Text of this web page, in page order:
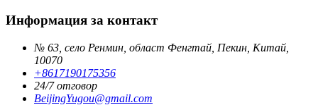
Информация за контакт
№ 63, село Ренмин, област Фенгтай, Пекин, Китай,
10070
+8617190175356
24/7 отговор
BeijingYugou@gmail.com